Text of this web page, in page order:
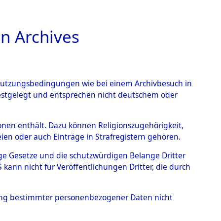
Archives
wie bei einem Archivbesuch in
und entsprechen nicht deutschem oder
enthält. Dazu können Religionszugehörigkeit,
oder auch Einträge in Strafregistern gehören.
Gesetze und die schutzwürdigen Belange Dritter
kann nicht für Veröffentlichungen Dritter, die durch
bestimmter personenbezogener Daten nicht